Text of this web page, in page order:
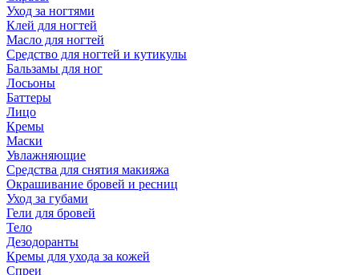
Уход за ногтями
Клей для ногтей
Масло для ногтей
Средство для ногтей и кутикулы
Бальзамы для ног
Лосьоны
Баттеры
Лицо
Кремы
Маски
Увлажняющие
Средства для снятия макияжа
Окрашивание бровей и ресниц
Уход за губами
Гели для бровей
Тело
Дезодоранты
Кремы для ухода за кожей
Спреи